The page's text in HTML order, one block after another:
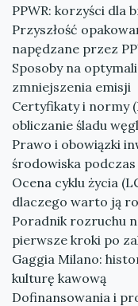
PPWR: korzyści dla
Przyszłość
napędzane przez
Sposoby na
zmniejszenia emisji
Certyfikaty i normy
obliczanie śladu
Prawo i obowiązki
środowiska
Ocena cyklu życia
dlaczego warto ją
Poradnik rozruchu
pierwsze kroki po
Gaggia Milano:
kulturę kawową
Dofinansowania i